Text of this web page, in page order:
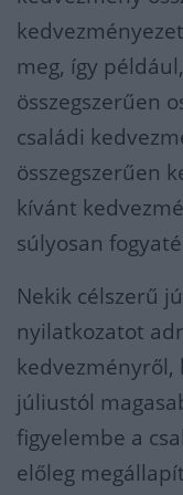
meg, így
összegszerűen
családi
összegszerűen
kívánt
súlyosan
Nekik célszerű
nyilatkozatot
júliustól
figyelembe a
előleg